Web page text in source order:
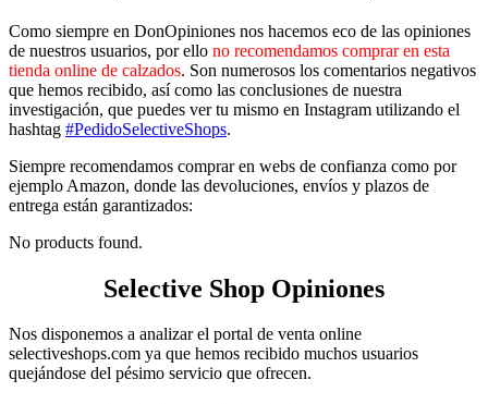
Como siempre en DonOpiniones nos hacemos eco de las opiniones
de nuestros usuarios, por ello no recomendamos comprar en esta
tienda online de calzados. Son numerosos los comentarios negativos
que hemos recibido, así como las conclusiones de nuestra
investigación, que puedes ver tu mismo en Instagram utilizando el
hashtag #PedidoSelectiveShops.
Siempre recomendamos comprar en webs de confianza como por
ejemplo Amazon, donde las devoluciones, envíos y plazos de
entrega están garantizados:
No products found.
Selective Shop Opiniones
Nos disponemos a analizar el portal de venta online
selectiveshops.com ya que hemos recibido muchos usuarios
quejándose del pésimo servicio que ofrecen.